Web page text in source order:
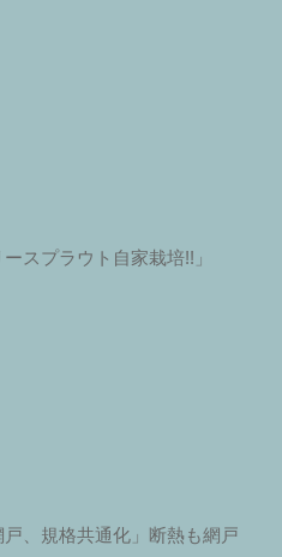
スプラウト自家栽培!!」
、規格共通化」断熱も網戸